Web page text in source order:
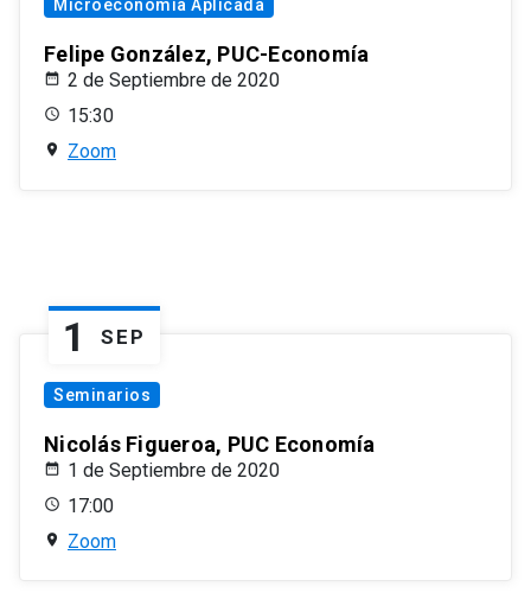
Microeconomía Aplicada
Felipe González, PUC-Economía
2 de Septiembre de 2020
15:30
Zoom
1 SEP
Seminarios
Nicolás Figueroa, PUC Economía
1 de Septiembre de 2020
17:00
Zoom